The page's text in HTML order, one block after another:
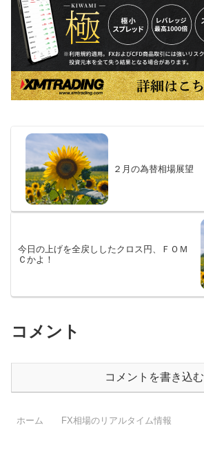
２月の為替相場展望
今日の上げを全戻ししたクロス円、ＦＯＭ
Ｃかよ！
コメント
コメントを書き込む
ホーム FX相場のリアルタイム情報